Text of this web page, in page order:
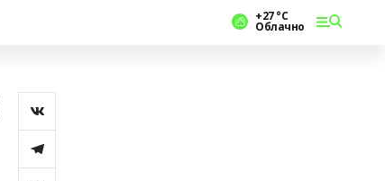
+27 °С
Облачно